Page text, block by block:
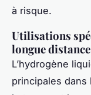
à risque.
Utilisations
longue
L’hydrogène
principales dans